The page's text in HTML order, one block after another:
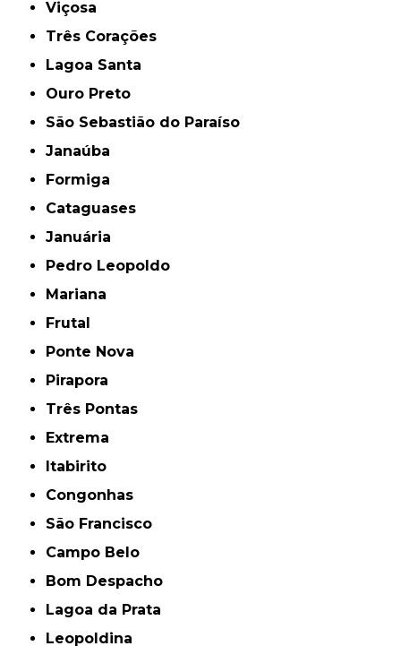
Viçosa
Três Corações
Lagoa Santa
Ouro Preto
São Sebastião do Paraíso
Janaúba
Formiga
Cataguases
Januária
Pedro Leopoldo
Mariana
Frutal
Ponte Nova
Pirapora
Três Pontas
Extrema
Itabirito
Congonhas
São Francisco
Campo Belo
Bom Despacho
Lagoa da Prata
Leopoldina